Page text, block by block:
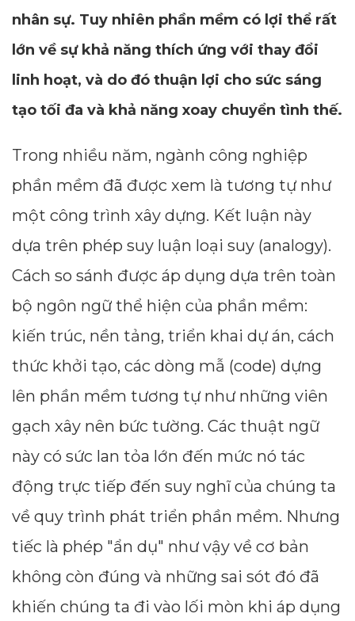
nhân sự. Tuy nhiên phần mềm có lợi thể rất
lớn về sự khả năng thích ứng với thay đổi
linh hoạt, và do đó thuận lợi cho sức sáng
tạo tối đa và khả năng xoay chuyển tình thế.
Trong nhiều năm, ngành công nghiệp
phần mềm đã được xem là tương tự như
một công trình xây dựng. Kết luận này
dựa trên phép suy luận loại suy (analogy).
Cách so sánh được áp dụng dựa trên toàn
bộ ngôn ngữ thể hiện của phần mềm:
kiến ​​trúc, nền tảng, triển khai dự án, cách
thức khởi tạo, các dòng mẫ (code) dựng
lên phần mềm tương tự như những viên
gạch xây nên bức tường. Các thuật ngữ
này có sức lan tỏa lớn đến mức nó tác
động trực tiếp đến suy nghĩ của chúng ta
về quy trình phát triển phần mềm. Nhưng
tiếc là phép "ẩn dụ" như vậy về cơ bản
không còn đúng và những sai sót đó đã
khiến chúng ta đi vào lối mòn khi áp dụng